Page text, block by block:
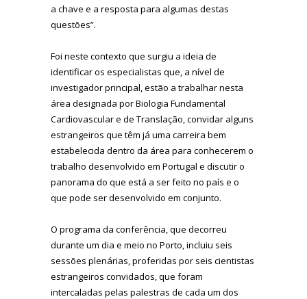
a chave e a resposta para algumas destas
questões”.
Foi neste contexto que surgiu a ideia de
identificar os especialistas que, a nível de
investigador principal, estão a trabalhar nesta
área designada por Biologia Fundamental
Cardiovascular e de Translação, convidar alguns
estrangeiros que têm já uma carreira bem
estabelecida dentro da área para conhecerem o
trabalho desenvolvido em Portugal e discutir o
panorama do que está a ser feito no país e o
que pode ser desenvolvido em conjunto.
O programa da conferência, que decorreu
durante um dia e meio no Porto, incluiu seis
sessões plenárias, proferidas por seis cientistas
estrangeiros convidados, que foram
intercaladas pelas palestras de cada um dos